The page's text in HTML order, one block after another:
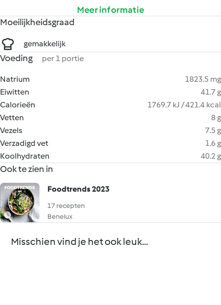
Meer informatie
Moeilijkheidsgraad
gemakkelijk
Voeding per 1 portie
Natrium
1823.5 mg
Eiwitten
41.7 g
Calorieën
1769.7 kJ / 421.4 kcal
Vetten
8 g
Vezels
7.5 g
Verzadigd vet
1.6 g
Koolhydraten
40.2 g
Ook te zien in
Foodtrends 2023
17 recepten
Benelux
Misschien vind je het ook leuk...